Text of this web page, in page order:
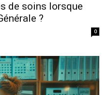
de soins lorsque
?
0